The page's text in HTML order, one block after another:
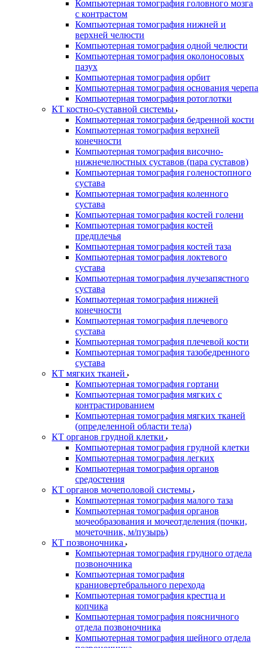
Компьютерная томография головного мозга
с контрастом
Компьютерная томография нижней и
верхней челюсти
Компьютерная томография одной челюсти
Компьютерная томография околоносовых
пазух
Компьютерная томография орбит
Компьютерная томография основания черепа
Компьютерная томография ротоглотки
КТ костно-суставной системы
Компьютерная томография бедренной кости
Компьютерная томография верхней
конечности
Компьютерная томография височно-
нижнечелюстных суставов (пара суставов)
Компьютерная томография голеностопного
сустава
Компьютерная томография коленного
сустава
Компьютерная томография костей голени
Компьютерная томография костей
предплечья
Компьютерная томография костей таза
Компьютерная томография локтевого
сустава
Компьютерная томография лучезапястного
сустава
Компьютерная томография нижней
конечности
Компьютерная томография плечевого
сустава
Компьютерная томография плечевой кости
Компьютерная томография тазобедренного
сустава
КТ мягких тканей
Компьютерная томография гортани
Компьютерная томография мягких с
контрастированием
Компьютерная томография мягких тканей
(определенной области тела)
КТ органов грудной клетки
Компьютерная томография грудной клетки
Компьютерная томография легких
Компьютерная томография органов
средостения
КТ органов мочеполовой системы
Компьютерная томография малого таза
Компьютерная томография органов
мочеобразования и мочеотделения (почки,
мочеточник, м/пузырь)
КТ позвоночника
Компьютерная томография грудного отдела
позвоночника
Компьютерная томография
краниовертебрального перехода
Компьютерная томография крестца и
копчика
Компьютерная томография поясничного
отдела позвоночника
Компьютерная томография шейного отдела